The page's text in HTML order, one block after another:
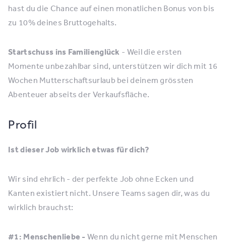
hast du die Chance auf einen monatlichen Bonus von bis
zu 10% deines Bruttogehalts.
Startschuss ins Familienglück - Weil die ersten
Momente unbezahlbar sind, unterstützen wir dich mit 16
Wochen Mutterschaftsurlaub bei deinem grössten
Abenteuer abseits der Verkaufsfläche.
Profil
Ist dieser Job wirklich etwas für dich?
Wir sind ehrlich - der perfekte Job ohne Ecken und
Kanten existiert nicht. Unsere Teams sagen dir, was du
wirklich brauchst:
#1: Menschenliebe - Wenn du nicht gerne mit Menschen